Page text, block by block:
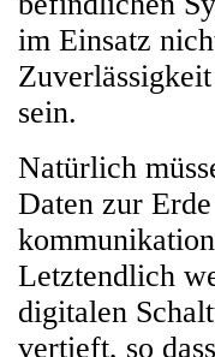
im Einsatz
sein.
Natürlich
Daten zur
Letztendlich
digitalen
vertieft, so